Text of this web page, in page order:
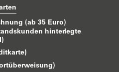
(ab 35 Euro)
hinterlegte